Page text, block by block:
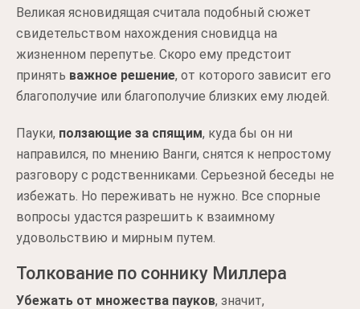
Великая ясновидящая считала подобный сюжет
свидетельством нахождения сновидца на
жизненном перепутье. Скоро ему предстоит
принять важное решение, от которого зависит его
благополучие или благополучие близких ему людей.
Пауки, ползающие за спящим, куда бы он ни
направился, по мнению Ванги, снятся к непростому
разговору с родственниками. Серьезной беседы не
избежать. Но переживать не нужно. Все спорные
вопросы удастся разрешить к взаимному
удовольствию и мирным путем.
Толкование по соннику Миллера
Убежать от множества пауков, значит,